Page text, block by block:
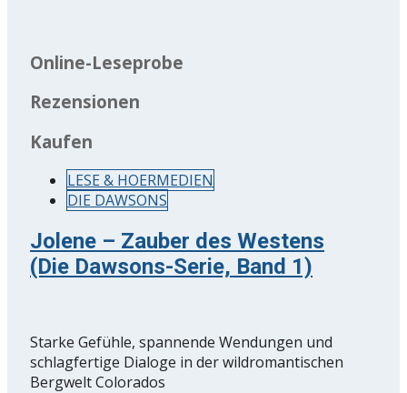
Online-Leseprobe
Rezensionen
Kaufen
LESE & HOERMEDIEN
DIE DAWSONS
Jolene – Zauber des Westens
(Die Dawsons-Serie, Band 1)
Starke Gefühle, spannende Wendungen und
schlagfertige Dialoge in der wildromantischen
Bergwelt Colorados